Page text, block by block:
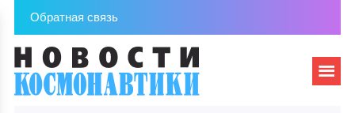
Обратная связь